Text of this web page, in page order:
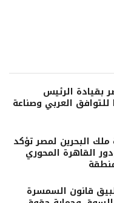
بقيادة الرئيس
العربي وصناعة
ملك البحرين لمصر تؤكد
القاهرة المحوري
قانون السمسرة